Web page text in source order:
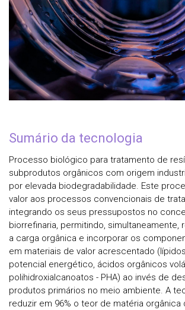
Sumário da tecnologia
Processo biológico para tratamento de
subprodutos orgânicos com origem
por elevada biodegradabilidade. Este
valor aos processos convencionais de
integrando os seus pressupostos no
biorrefinaria, permitindo, simultaneamente,
a carga orgânica e incorporar os
em materiais de valor acrescentado
potencial energético, ácidos orgânicos
polihidroxialcanoatos - PHA) ao invés de
produtos primários no meio ambiente. A
reduzir em 96% o teor de matéria orgânica